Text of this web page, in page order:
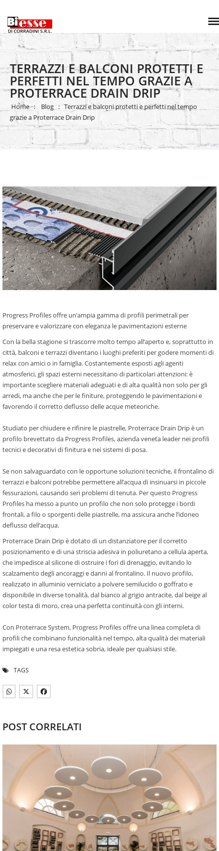
TERRAZZI E BALCONI PROTETTI E
PERFETTI NEL TEMPO GRAZIE A
PROTERRACE DRAIN DRIP
Home Blog
Terrazzi e balconi protetti e perfetti nel tempo
grazie a Proterrace Drain Drip
Progress Profiles offre un’ampia gamma di profili perimetrali per
preservare e valorizzare con eleganza le pavimentazioni esterne
Con la bella stagione si trascorre molto tempo all’aperto e, soprattutto in
città, balconi e terrazzi diventano i luoghi preferiti per godere momenti di
relax con amici o in famiglia. Costantemente esposti agli agenti
atmosferici, gli spazi esterni necessitano di particolari attenzioni: è
importante scegliere materiali adeguati e di alta qualità non solo per gli
arredi, ma anche che per le finiture, proteggendo le pavimentazioni e
favorendo il corretto deflusso delle acque meteoriche.
Studiato per chiudere e rifinire le piastrelle, Proterrace Drain Drip è un
profilo brevettato da Progress Profiles, azienda veneta leader nei profili
tecnici e decorativi di finitura e nei sistemi di posa.
Se non salvaguardato con le opportune soluzioni tecniche, il frontalino di
terrazzi e balconi potrebbe permettere all’acqua di insinuarsi in piccole
fessurazioni, causando seri problemi di tenuta. Per questo Progress
Profiles ha messo a punto un profilo che non solo protegge i bordi
frontali, a filo o sporgenti delle piastrelle, ma assicura anche l’idoneo
deflusso dell’acqua.
Proterrace Drain Drip è dotato di un distanziatore per il corretto
posizionamento e di una striscia adesiva in poliuretano a cellula aperta,
che impedisce al silicone di ostruire i fori di drenaggio, evitando lo
scalzamento degli ancoraggi e danni al frontalino. Il nuovo profilo,
realizzato in alluminio verniciato a polvere semilucido o goffrato e
disponibile in diverse tonalità, dal bianco al grigio antracite, dal beige al
color testa di moro, crea una perfetta continuità con gli interni.
Con Proterrace System, Progress Profiles offre una linea completa di
profili che combinano funzionalità nel tempo, alta qualità dei materiali
impiegati e una resa estetica sobria, ideale per qualsiasi stile.
TAGS
POST CORRELATI